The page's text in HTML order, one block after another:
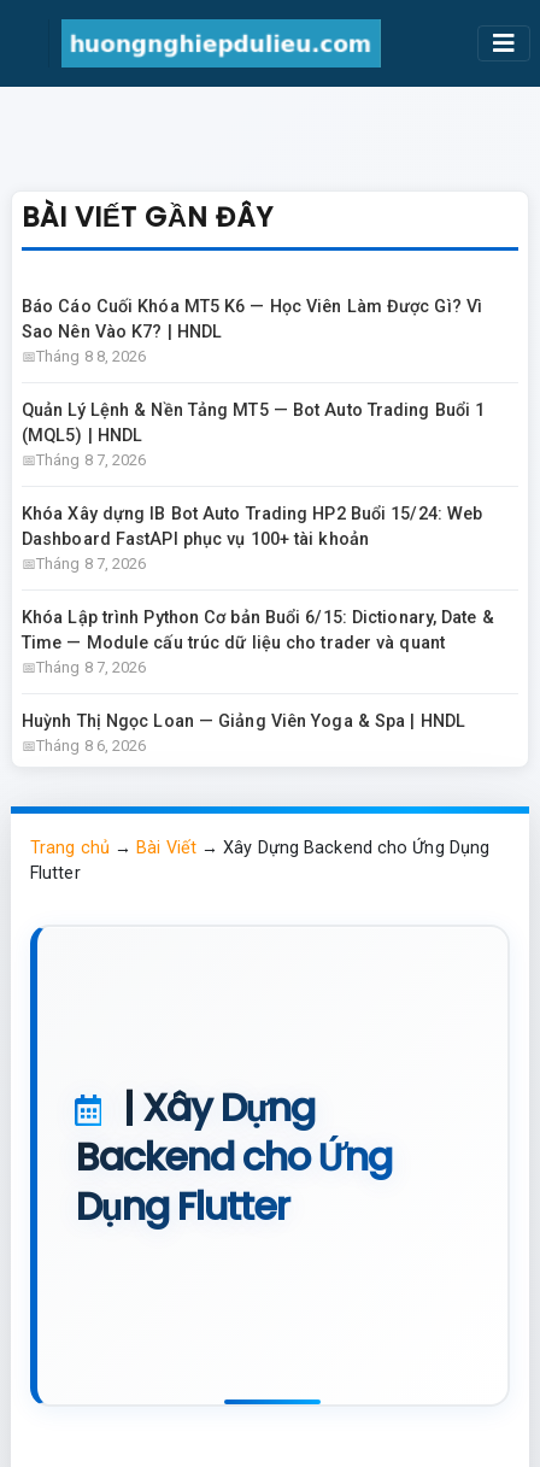
BÀI VIẾT GẦN ĐÂY
Báo Cáo Cuối Khóa MT5 K6 — Học Viên Làm Được Gì? Vì
Sao Nên Vào K7? | HNDL
Tháng 8 8, 2026
Quản Lý Lệnh & Nền Tảng MT5 — Bot Auto Trading Buổi 1
(MQL5) | HNDL
Tháng 8 7, 2026
Khóa Xây dựng IB Bot Auto Trading HP2 Buổi 15/24: Web
Dashboard FastAPI phục vụ 100+ tài khoản
Tháng 8 7, 2026
Khóa Lập trình Python Cơ bản Buổi 6/15: Dictionary, Date &
Time — Module cấu trúc dữ liệu cho trader và quant
Tháng 8 7, 2026
Huỳnh Thị Ngọc Loan — Giảng Viên Yoga & Spa | HNDL
Tháng 8 6, 2026
Trang chủ →Bài Viết→Xây Dựng Backend cho Ứng Dụng
Flutter
| Xây Dựng
Backend cho Ứng
Dụng Flutter